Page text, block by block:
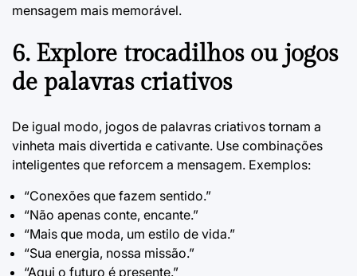
mensagem mais memorável.
6. Explore trocadilhos ou jogos
de palavras criativos
De igual modo, jogos de palavras criativos tornam a
vinheta mais divertida e cativante. Use combinações
inteligentes que reforcem a mensagem. Exemplos:
“Conexões que fazem sentido.”
“Não apenas conte, encante.”
“Mais que moda, um estilo de vida.”
“Sua energia, nossa missão.”
“Aqui o futuro é presente.”